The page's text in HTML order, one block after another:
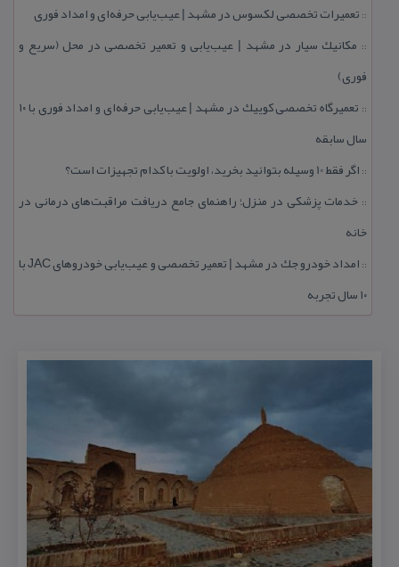
:: تعمیرات تخصصی لكسوس در مشهد | عیب‌یابی حرفه‌ای و امداد فوری
:: مكانیك سیار در مشهد | عیب‌یابی و تعمیر تخصصی در محل (سریع و
فوری)
::
تعمیرگاه تخصصی كوییك در مشهد | عیب‌یابی حرفه‌ای و امداد فوری با ۱۰
سال سابقه
:: اگر فقط 10 وسیله بتوانید بخرید، اولویت با كدام تجهیزات است؟
:: خدمات پزشكی در منزل؛ راهنمای جامع دریافت مراقبت‌های درمانی در
خانه
::
امداد خودرو جك در مشهد | تعمیر تخصصی و عیب‌یابی خودروهای JAC با
۱۰ سال تجربه